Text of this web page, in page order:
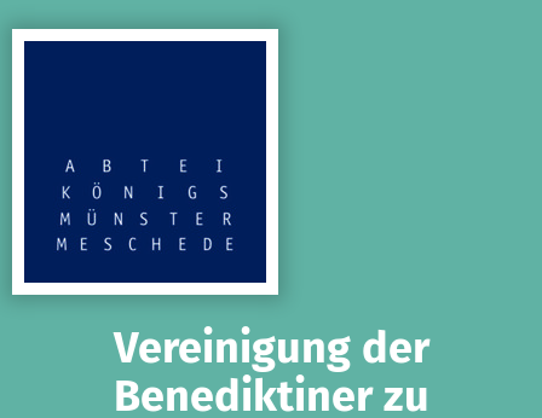
Vereinigung der
Benediktiner zu